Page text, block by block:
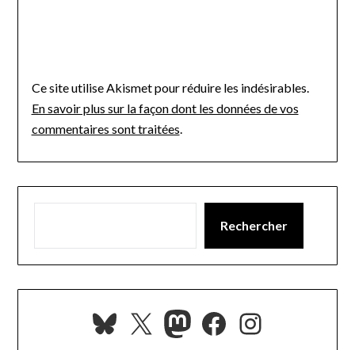
Ce site utilise Akismet pour réduire les indésirables.
En savoir plus sur la façon dont les données de vos
commentaires sont traitées.
Rechercher
Bluesky
X Mastodon
Facebook